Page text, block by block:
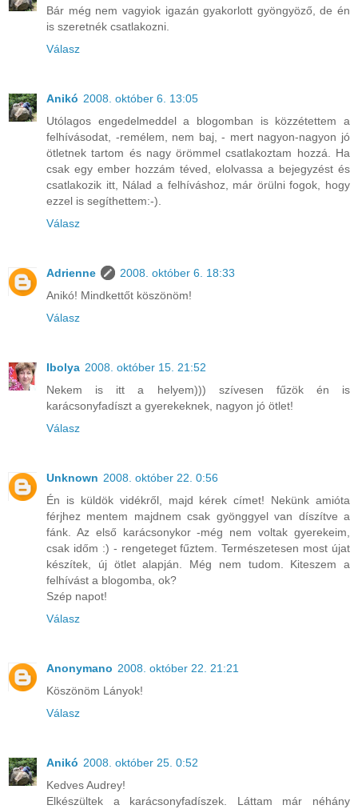
Bár még nem vagyiok igazán gyakorlott gyöngyöző, de én
is szeretnék csatlakozni.
Válasz
Anikó 2008. október 6. 13:05
Utólagos engedelmeddel a blogomban is közzétettem a
felhívásodat, -remélem, nem baj, - mert nagyon-nagyon jó
ötletnek tartom és nagy örömmel csatlakoztam hozzá. Ha
csak egy ember hozzám téved, elolvassa a bejegyzést és
csatlakozik itt, Nálad a felhíváshoz, már örülni fogok, hogy
ezzel is segíthettem:-).
Válasz
Adrienne
2008. október 6. 18:33
Anikó! Mindkettőt köszönöm!
Válasz
Ibolya 2008. október 15. 21:52
Nekem is itt a helyem))) szívesen fűzök én is
karácsonyfadíszt a gyerekeknek, nagyon jó ötlet!
Válasz
Unknown 2008. október 22. 0:56
Én is küldök vidékről, majd kérek címet! Nekünk amióta
férjhez mentem majdnem csak gyönggyel van díszítve a
fánk. Az első karácsonykor -még nem voltak gyerekeim,
csak időm :) - rengeteget fűztem. Természetesen most újat
készítek, új ötlet alapján. Még nem tudom. Kiteszem a
felhívást a blogomba, ok?
Szép napot!
Válasz
Anonymano 2008. október 22. 21:21
Köszönöm Lányok!
Válasz
Anikó 2008. október 25. 0:52
Kedves Audrey!
Elkészültek a karácsonyfadíszek. Láttam már néhány